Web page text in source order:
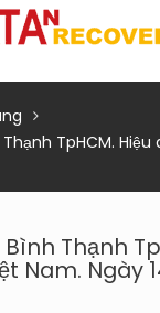
TpHCM. Hiệu
Thạnh
Nam. Ngày